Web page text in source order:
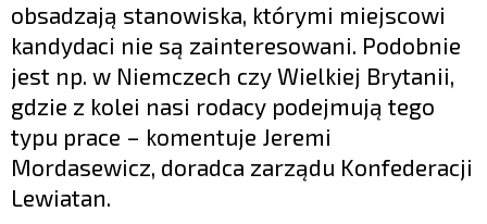
obsadzają stanowiska, którymi miejscowi
kandydaci nie są zainteresowani. Podobnie
jest np. w Niemczech czy Wielkiej Brytanii,
gdzie z kolei nasi rodacy podejmują tego
typu prace – komentuje Jeremi
Mordasewicz, doradca zarządu Konfederacji
Lewiatan.